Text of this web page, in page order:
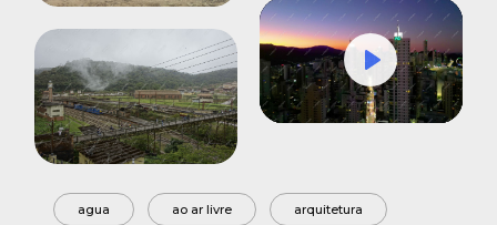
Mute Settings
Play
agua ao ar livre arquitetura